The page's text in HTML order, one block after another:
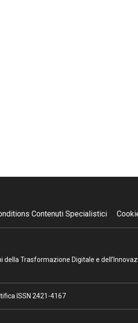
Contenuti Specialistici
Trasformazione Digitale e
ISSN 2421-4167